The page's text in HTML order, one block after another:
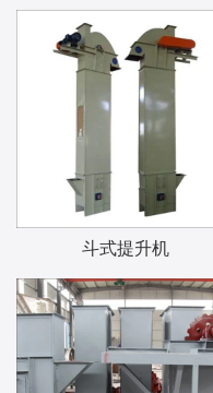
斗式提升机